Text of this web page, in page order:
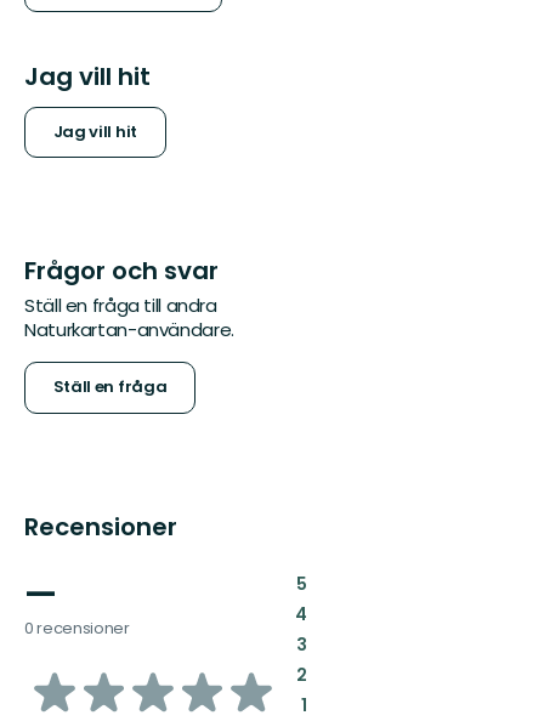
Jag vill hit
Jag vill hit
Frågor och svar
Ställ en fråga till andra
Naturkartan-användare.
Ställ en fråga
Recensioner
—
0 recensioner
av
5:
4:
3:
2:
1: